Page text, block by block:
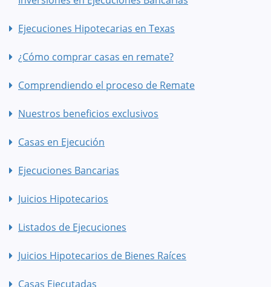
Ejecuciones Hipotecarias en Texas
¿Cómo comprar casas en remate?
Comprendiendo el proceso de Remate
Nuestros beneficios exclusivos
Casas en Ejecución
Ejecuciones Bancarias
Juicios Hipotecarios
Listados de Ejecuciones
Juicios Hipotecarios de Bienes Raíces
Casas Ejecutadas